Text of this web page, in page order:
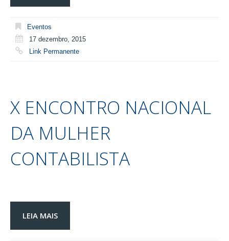
Eventos
17 dezembro, 2015
Link Permanente
X ENCONTRO NACIONAL
DA MULHER
CONTABILISTA
LEIA MAIS